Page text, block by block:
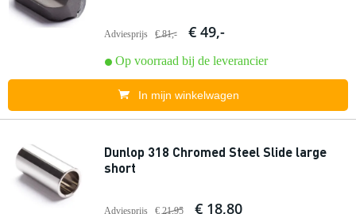
Adviesprijs € 81,- € 49,-
Op voorraad bij de leverancier
In mijn winkelwagen
Dunlop 318 Chromed Steel Slide large
short
Adviesprijs € 21,95 € 18,80